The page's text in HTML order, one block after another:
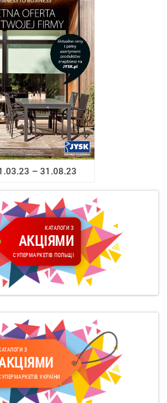
– 31.08.23
КАТАЛОГИ З
АКЦІЯМИ
СУПЕРМАРКЕТІВ ПОЛЬЩІ
З
УКРАЇНИ